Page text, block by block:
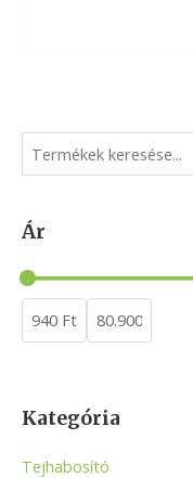
e
r
c
h
Ár
Kategória
Tejhabosító